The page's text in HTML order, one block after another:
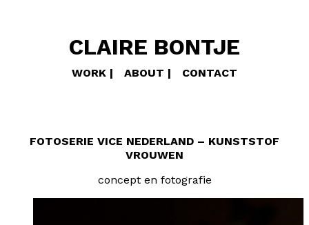
CLAIRE BONTJE
WORK ABOUT CONTACT
FOTOSERIE VICE NEDERLAND – KUNSTSTOF
VROUWEN
concept en fotografie